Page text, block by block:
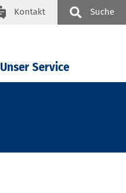
Kontakt Suche
Unser Service